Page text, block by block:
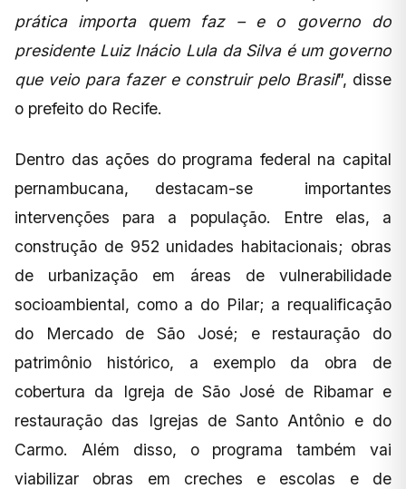
prática importa quem faz – e o governo do
presidente Luiz Inácio Lula da Silva é um governo
que veio para fazer e construir pelo Brasil”, disse
o prefeito do Recife.
Dentro das ações do programa federal na capital
pernambucana, destacam-se importantes
intervenções para a população. Entre elas, a
construção de 952 unidades habitacionais; obras
de urbanização em áreas de vulnerabilidade
socioambiental, como a do Pilar; a requalificação
do Mercado de São José; e restauração do
patrimônio histórico, a exemplo da obra de
cobertura da Igreja de São José de Ribamar e
restauração das Igrejas de Santo Antônio e do
Carmo. Além disso, o programa também vai
viabilizar obras em creches e escolas e de